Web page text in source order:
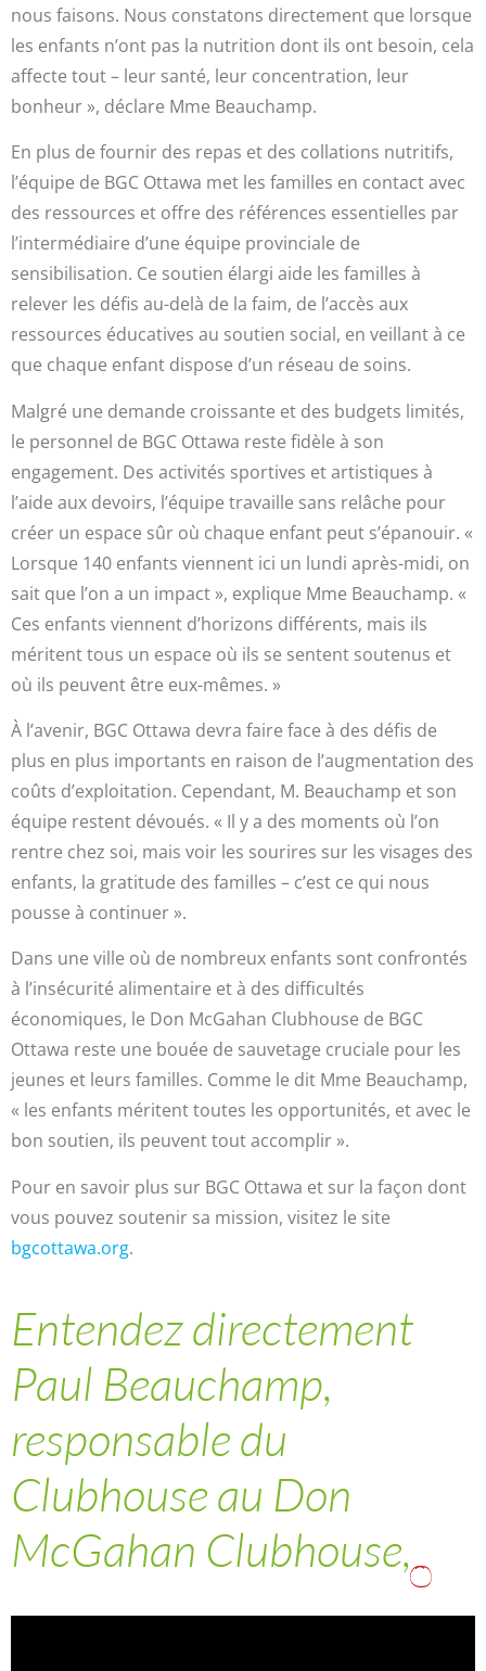
nous faisons. Nous constatons directement que lorsque
les enfants n’ont pas la nutrition dont ils ont besoin, cela
affecte tout – leur santé, leur concentration, leur
bonheur », déclare Mme Beauchamp.
En plus de fournir des repas et des collations nutritifs,
l’équipe de BGC Ottawa met les familles en contact avec
des ressources et offre des références essentielles par
l’intermédiaire d’une équipe provinciale de
sensibilisation. Ce soutien élargi aide les familles à
relever les défis au-delà de la faim, de l’accès aux
ressources éducatives au soutien social, en veillant à ce
que chaque enfant dispose d’un réseau de soins.
Malgré une demande croissante et des budgets limités,
le personnel de BGC Ottawa reste fidèle à son
engagement. Des activités sportives et artistiques à
l’aide aux devoirs, l’équipe travaille sans relâche pour
créer un espace sûr où chaque enfant peut s’épanouir. «
Lorsque 140 enfants viennent ici un lundi après-midi, on
sait que l’on a un impact », explique Mme Beauchamp. «
Ces enfants viennent d’horizons différents, mais ils
méritent tous un espace où ils se sentent soutenus et
où ils peuvent être eux-mêmes. »
À l’avenir, BGC Ottawa devra faire face à des défis de
plus en plus importants en raison de l’augmentation des
coûts d’exploitation. Cependant, M. Beauchamp et son
équipe restent dévoués. « Il y a des moments où l’on
rentre chez soi, mais voir les sourires sur les visages des
enfants, la gratitude des familles – c’est ce qui nous
pousse à continuer ».
Dans une ville où de nombreux enfants sont confrontés
à l’insécurité alimentaire et à des difficultés
économiques, le Don McGahan Clubhouse de BGC
Ottawa reste une bouée de sauvetage cruciale pour les
jeunes et leurs familles. Comme le dit Mme Beauchamp,
« les enfants méritent toutes les opportunités, et avec le
bon soutien, ils peuvent tout accomplir ».
Pour en savoir plus sur BGC Ottawa et sur la façon dont
vous pouvez soutenir sa mission, visitez le site
bgcottawa.org.
Entendez directement
Paul Beauchamp,
responsable du
Clubhouse au Don
McGahan Clubhouse,